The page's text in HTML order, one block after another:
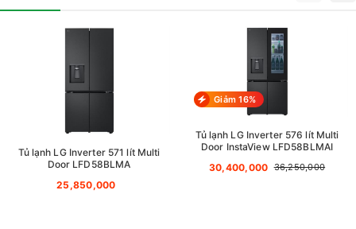
Tủ lạnh LG Inverter 571 lít Multi
Door LFD58BLMA
25,850,000
Giảm 16%
Tủ lạnh LG Inverter 576 lít Multi
Door InstaView LFD58BLMAI
30,400,000 36,250,000